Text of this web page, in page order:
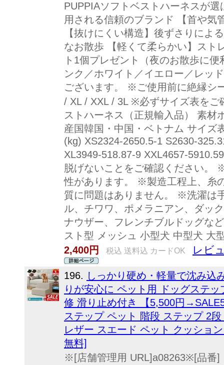
PUPPIAソフトベストハーネスが
用される信頼のブランド 【首や気
【抜けにくい構造】後ずさりによ
なお散歩 【軽くて柔らかい】ス
ト1個プレゼント（夜のお散歩に
ンク／ホワイト／イエロー／レッ
ございます。 ※ご使用前に絶縁シ
/ XL / XXL / 3L ※必ずサイズ表をご
ストハーネス（正規輸入品） 素材
産国韓国・中国・ベトナム サイズ
(kg) XS2324-2650.5-1 S2630-
XL3949-518.87-9 XXL4657-
脱げないことをご確認ください。
性があります。 ※製造工程上、糸
質に問題はありません。 ※洗濯は
ル、チワワ、ポメラニアン、ダッ
ナウザー、フレンチブルドッグな
スト型 メッシュ 小型犬 中型犬 大
2,400円
税込 送料込 カードOK レビ
196. しっかり硬め・軽量で沈み込
りが安心に ペット用 ドッグステ
修 滑り止め付き 【5,500円
ステップ ペット 階段 ステップ 2
レザー スエード ペット クッショ
無料]
※[店舗管理用 URL]a08263※[品番]